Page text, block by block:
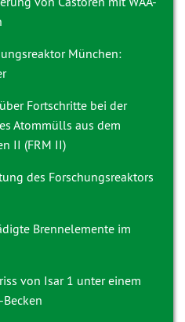
München:
Fortschritte bei der
Atommülls aus dem
II (FRM II)
des Forschungsreaktors
Brennelemente im
von Isar 1 unter einem